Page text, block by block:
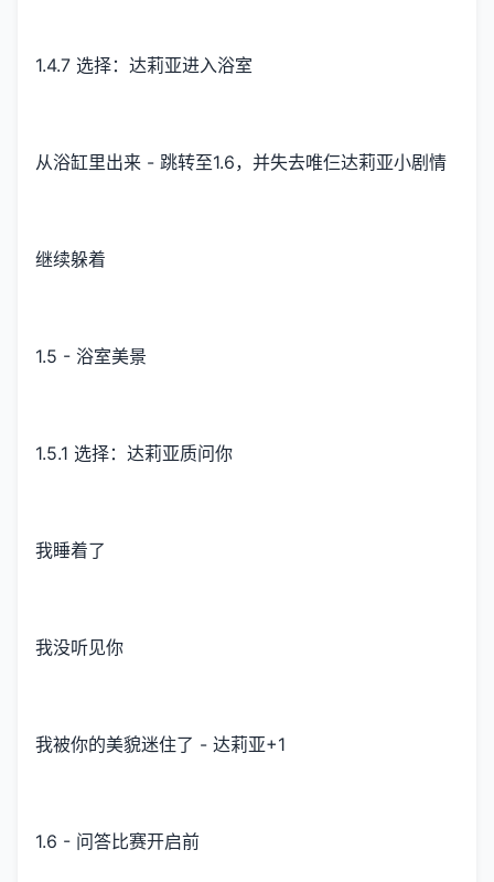
1.4.7 选择：达莉亚进入浴室
从浴缸里出来 - 跳转至1.6，并失去唯仨达莉亚小剧情
继续躲着
1.5 - 浴室美景
1.5.1 选择：达莉亚质问你
我睡着了
我没听见你
我被你的美貌迷住了 - 达莉亚+1
1.6 - 问答比赛开启前